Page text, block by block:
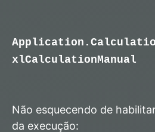
xlCalculationManual
Não esquecendo de
da execução: